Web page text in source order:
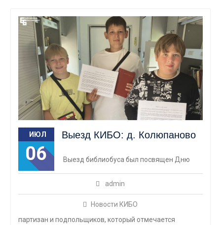
ИЮЛ
06
Выезд КИБО: д. Колюпаново
admin
Новости КИБО
Выезд библиобуса был посвящен Дню
партизан и подпольщиков, который отмечается